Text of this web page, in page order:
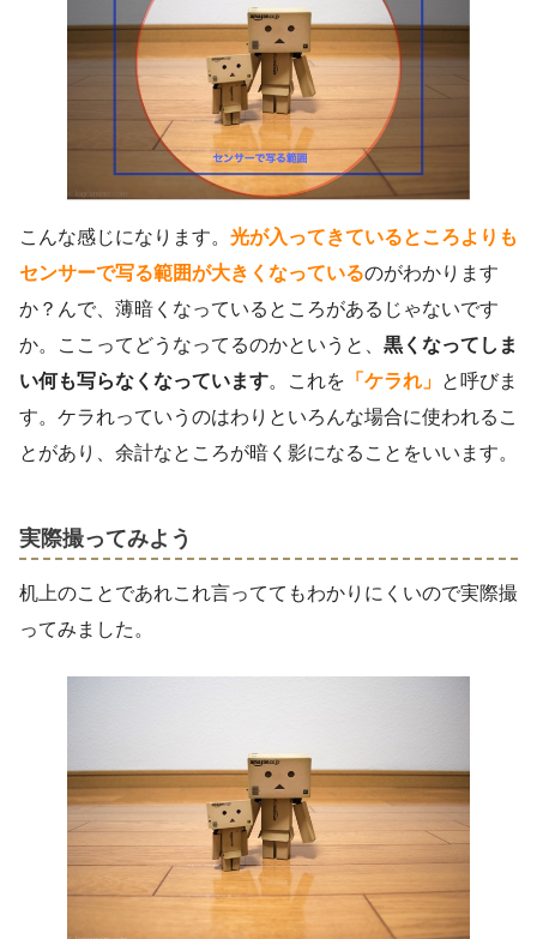
こんな感じになります。 光が入ってきているところよりも
センサーで写る範囲が大きくなっているのがわかります
か？んで、薄暗くなっているところがあるじゃないです
か。ここってどうなってるのかというと、 黒くなってしま
い何も写らなくなっています。これを 「ケラれ」 と呼びま
す。ケラれっていうのはわりといろんな場合に使われるこ
とがあり、余計なところが暗く影になることをいいます。
実際撮ってみよう
机上のことであれこれ言っててもわかりにくいので実際撮
ってみました。